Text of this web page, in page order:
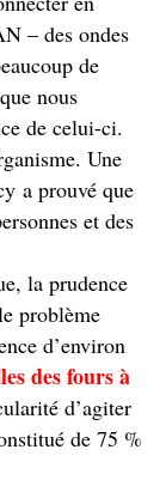
– des ondes
de
nous
de celui-ci.
Une
a prouvé que
et des
la prudence
problème
d’environ
des fours à
d’agiter
de 75 %